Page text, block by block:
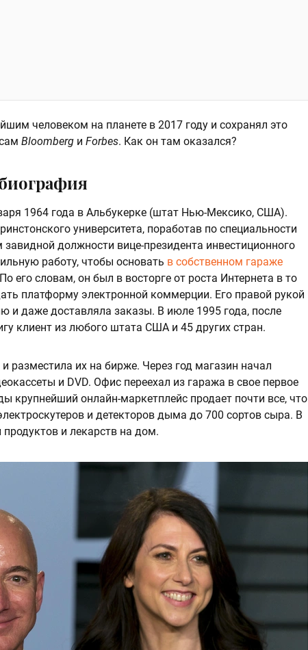
человеком на планете в 2017 году и сохранял это
Bloomberg и Forbes. Как он там оказался?
1964 года в Альбукерке (штат Нью-Мексико, США).
университета, поработав по специальности
завидной должности вице-президента инвестиционного
работу, чтобы основать в собственном гараже
его словам, он был в восторге от роста Интернета в то
платформу электронной коммерции. Его правой рукой
и даже доставляла заказы. В июле 1995 года, после
клиент из любого штата США и 45 других стран.
разместила их на бирже. Через год магазин начал
и DVD. Офис переехал из гаража в свое первое
крупнейший онлайн-маркетплейс продает почти все, что
и детекторов дыма до 700 сортов сыра. В
и лекарств на дом.